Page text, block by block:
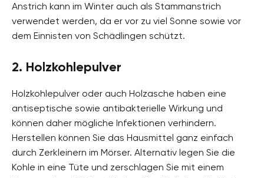
Anstrich kann im Winter auch als Stammanstrich
verwendet werden, da er vor zu viel Sonne sowie vor
dem Einnisten von Schädlingen schützt.
2. Holzkohlepulver
Holzkohlepulver oder auch Holzasche haben eine
antiseptische sowie antibakterielle Wirkung und
können daher mögliche Infektionen verhindern.
Herstellen können Sie das Hausmittel ganz einfach
durch Zerkleinern im Mörser. Alternativ legen Sie die
Kohle in eine Tüte und zerschlagen Sie mit einem